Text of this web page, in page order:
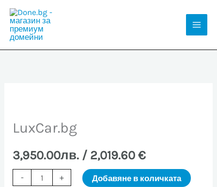
Skip
content
LuxCar.bg
3,950.00лв. / 2,019.60 €
-
количество
+ Добавяне в количката